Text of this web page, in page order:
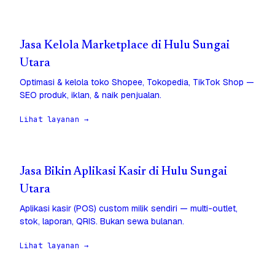
Jasa Kelola Marketplace di Hulu Sungai
Utara
Optimasi & kelola toko Shopee, Tokopedia, TikTok Shop —
SEO produk, iklan, & naik penjualan.
Lihat layanan →
Jasa Bikin Aplikasi Kasir di Hulu Sungai
Utara
Aplikasi kasir (POS) custom milik sendiri — multi-outlet,
stok, laporan, QRIS. Bukan sewa bulanan.
Lihat layanan →